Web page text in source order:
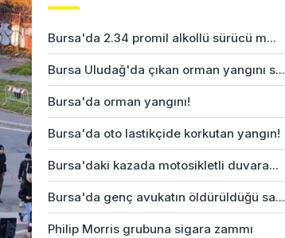
Bursa'da 2.34 promil alkollü sürücü m...
Bursa Uludağ'da çıkan orman yangını s...
Bursa'da orman yangını!
Bursa'da oto lastikçide korkutan yangın!
Bursa'daki kazada motosikletli duvara...
Bursa'da genç avukatın öldürüldüğü sa...
Philip Morris grubuna sigara zammı